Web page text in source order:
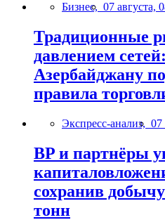
Бизнес, 07 августа,
Традиционные
давлением
Азербайджану
правила
Экспресс-анализ, 07
BP и партнёры
сохранив
тонн